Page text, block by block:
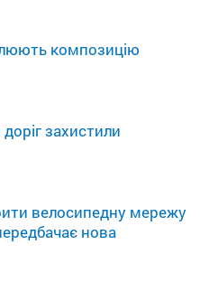
композицію
захистили
велосипедну мережу
нова